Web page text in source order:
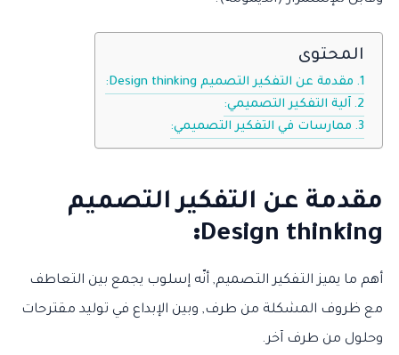
المحتوى
مقدمة عن التفكير التصميم Design thinking:
آلية التفكير التصميمي:
ممارسات في التفكير التصميمي:
مقدمة عن التفكير التصميم
Design thinking
:
أهم ما يميز التفكير التصميم, أنّه إسلوب يجمع بين التعاطف
مع ظروف المشكلة من طرف, وبين الإبداع في توليد مقترحات
وحلول من طرف آخر.